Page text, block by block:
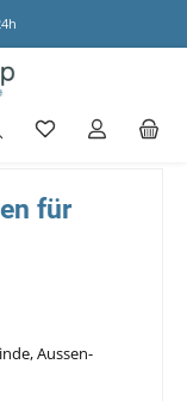
für